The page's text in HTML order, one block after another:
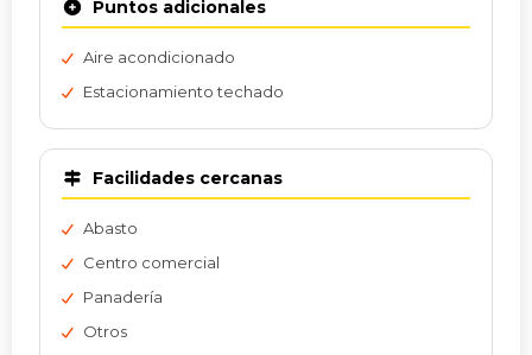
Puntos adicionales
Aire acondicionado
Estacionamiento techado
Facilidades cercanas
Abasto
Centro comercial
Panadería
Otros